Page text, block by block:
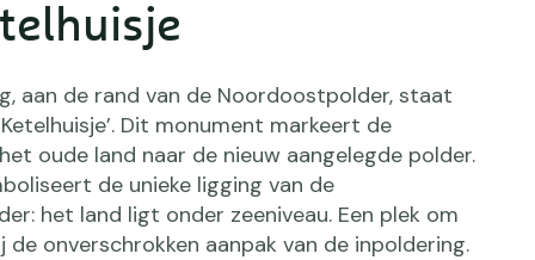
aan de rand van de Noordoostpolder, staat
Dit monument markeert de
oude land naar de nieuw aangelegde polder.
de unieke ligging van de
het land ligt onder zeeniveau. Een plek om
onverschrokken aanpak van de inpoldering.